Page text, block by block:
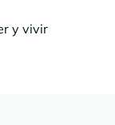
y vivir